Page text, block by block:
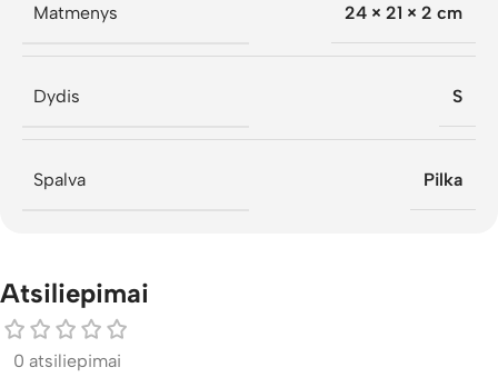
Matmenys 24 × 21 × 2 cm
Dydis S
Spalva Pilka
Atsiliepimai
0 atsiliepimai